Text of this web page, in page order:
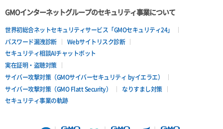
GMOインターネットグループのセキュリティ事業について
世界初総合ネットセキュリティサービス「GMOセキュリティ24」
パスワード漏洩診断
Webサイトリスク診断
セキュリティ相談AIチャットボット
実在証明・盗聴対策
サイバー攻撃対策（GMOサイバーセキュリティ byイエラエ）
サイバー攻撃対策（GMO Flatt Security）
なりすまし対策
セキュリティ事業の軌跡